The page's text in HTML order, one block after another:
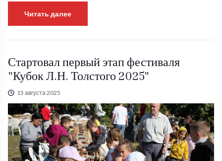
Читать далее
Стартовал первый этап фестиваля
"Кубок Л.Н. Толстого 2025"
15 августа 2025